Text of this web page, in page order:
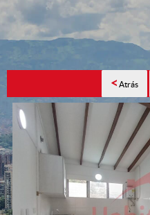
< Atrás